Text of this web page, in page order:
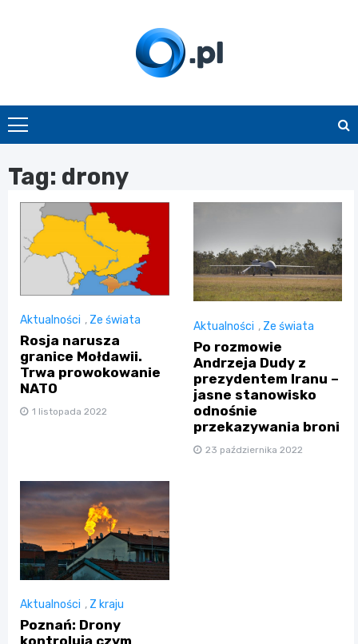
O.pl
Tag: drony
Aktualności , Ze świata
Rosja narusza
granice Mołdawii.
Trwa prowokowanie
NATO
1 listopada 2022
Aktualności , Ze świata
Po rozmowie
Andrzeja Dudy z
prezydentem Iranu –
jasne stanowisko
odnośnie
przekazywania broni
23 października 2022
Aktualności , Z kraju
Poznań: Drony